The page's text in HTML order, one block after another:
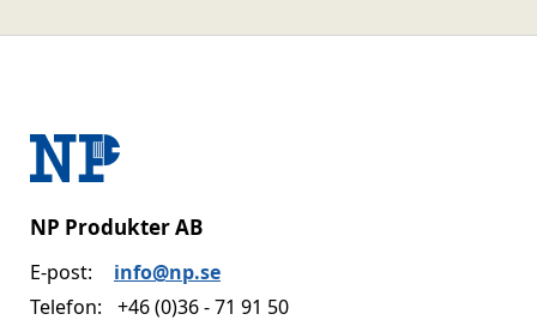
NP Produkter AB
E-post:
info@np.se
Telefon:
+46 (0)36 - 71 91 50